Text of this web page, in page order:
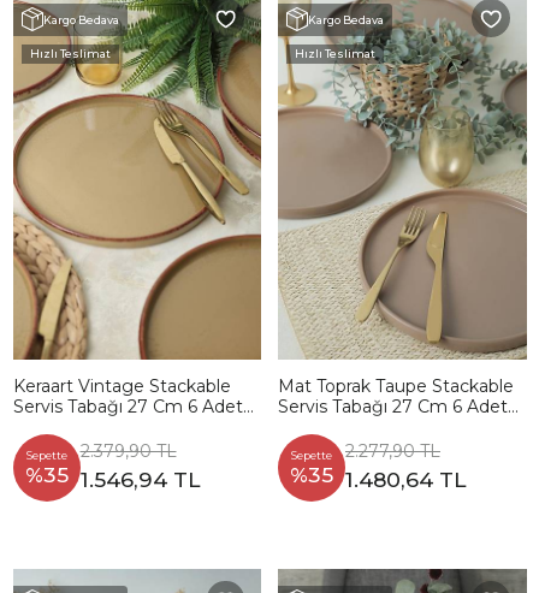
Kargo Bedava
Hızlı Teslimat
Keraart Vintage Stackable
Servis Tabağı 27 Cm 6 Adet
Sepette
%35
2.379,90 TL
1.546,94 TL
Kargo Bedava
Hızlı Teslimat
Mat Toprak Taupe Stackable
Servis Tabağı 27 Cm 6 Adet
Sepette
%35
2.277,90 TL
1.480,64 TL